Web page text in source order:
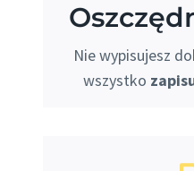
Nie wypisujesz
wszystko